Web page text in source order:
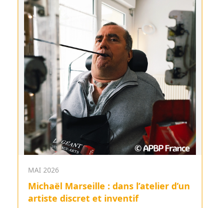
MAI 2026
Michaël Marseille : dans l’atelier d’un
artiste discret et inventif